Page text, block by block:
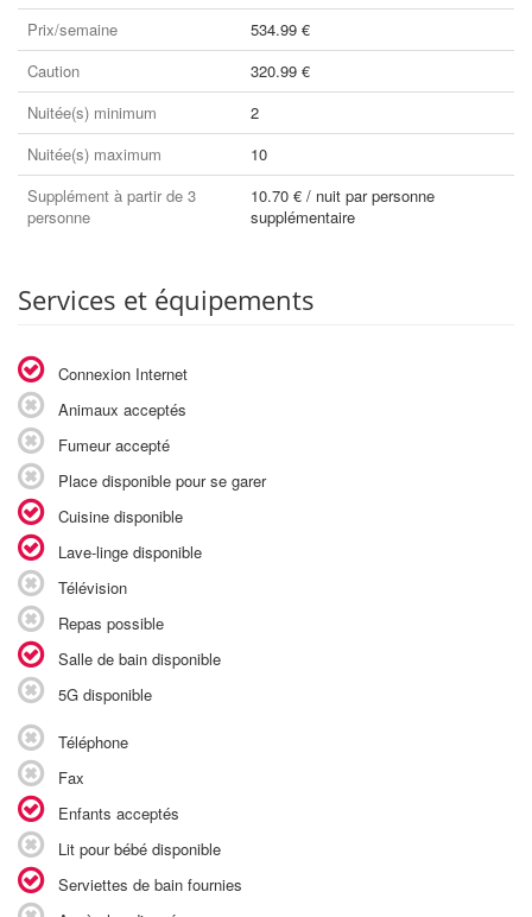
Prix/semaine
534.99 €
Caution
320.99 €
Nuitée(s) minimum
2
Nuitée(s) maximum
10
Supplément à partir de 3
personne
10.70 € / nuit par personne
supplémentaire
Services et équipements
Connexion Internet
Animaux acceptés
Fumeur accepté
Place disponible pour se garer
Cuisine disponible
Lave-linge disponible
Télévision
Repas possible
Salle de bain disponible
5G disponible
Téléphone
Fax
Enfants acceptés
Lit pour bébé disponible
Serviettes de bain fournies